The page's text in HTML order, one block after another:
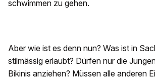
schwimmen zu gehen.
Aber wie ist es denn nun? Was ist in
stilmässig erlaubt? Dürfen nur die
Bikinis anziehen? Müssen alle anderen